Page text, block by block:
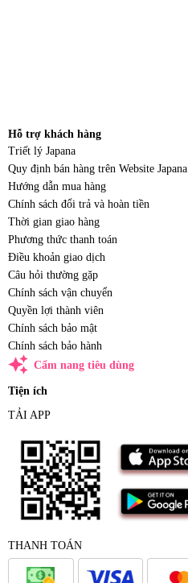
Hỗ trợ khách hàng
Triết lý Japana
Quy định bán hàng trên Website Japana
Hướng dẫn mua hàng
Chính sách đổi trả và hoàn tiền
Thời gian giao hàng
Phương thức thanh toán
Điều khoản giao dịch
Câu hỏi thường gặp
Chính sách vận chuyển
Quyền lợi thành viên
Chính sách bảo mật
Chính sách bảo hành
auto_awesome Cẩm nang tiêu dùng
Tiện ích
TẢI APP
THANH TOÁN